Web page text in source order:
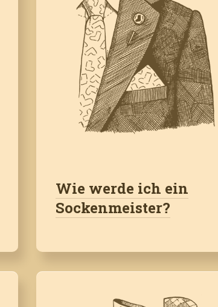
Wie werde ich ein
Sockenmeister?